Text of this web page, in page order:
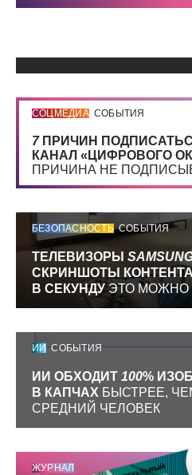
СОЦМЕДИА СОБЫТИЯ
7 ПРИЧИН
КАНАЛ «ЦИФРОВОГО
ПРИЧИНА НЕ
БЕЗОПАСНОСТЬ СОБЫТИЯ
ТЕЛЕВИЗОРЫ
СКРИНШОТЫ
В СЕКУНДУЭТО МОЖНО
ИИ СОБЫТИЯ
ИИ ОБХОДИТ 100%
В КАПЧАХ БЫСТРЕЕ,
СРЕДНИЙ ЧЕЛОВЕК
ЖУРНАЛ